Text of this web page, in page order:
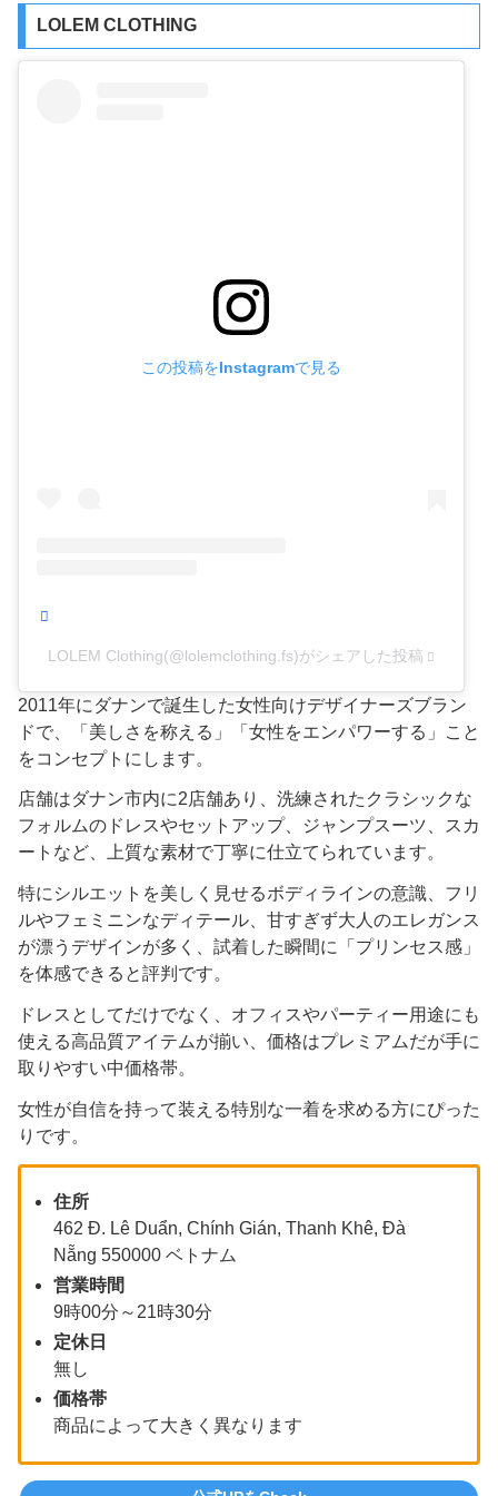
LOLEM CLOTHING
この投稿をInstagramで見る
LOLEM Clothing(@lolemclothing.fs)がシェアした投稿
2011年にダナンで誕生した女性向けデザイナーズブラン
ドで、「美しさを称える」「女性をエンパワーする」こと
をコンセプトにします。
店舗はダナン市内に2店舗あり、洗練されたクラシックな
フォルムのドレスやセットアップ、ジャンプスーツ、スカ
ートなど、上質な素材で丁寧に仕立てられています。
特にシルエットを美しく見せるボディラインの意識、フリ
ルやフェミニンなディテール、甘すぎず大人のエレガンス
が漂うデザインが多く、試着した瞬間に「プリンセス感」
を体感できると評判です。
ドレスとしてだけでなく、オフィスやパーティー用途にも
使える高品質アイテムが揃い、価格はプレミアムだが手に
取りやすい中価格帯。
女性が自信を持って装える特別な一着を求める方にぴった
りです。
住所
462 Đ. Lê Duẩn, Chính Gián, Thanh Khê, Đà
Nẵng 550000 ベトナム
営業時間
9時00分～21時30分
定休日
無し
価格帯
商品によって大きく異なります